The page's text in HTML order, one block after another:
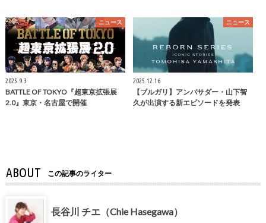
ニュース
2025.9.3
BATTLE OF TOKYO『超東京拡張展
2.0』東京・名古屋で開催
ニュース
2025.12.16
【ブルガリ】アンバサダー・山下智
久が出演する新エピソードを発表
ABOUT この記事のライター
長谷川 チエ（Chie Hasegawa）